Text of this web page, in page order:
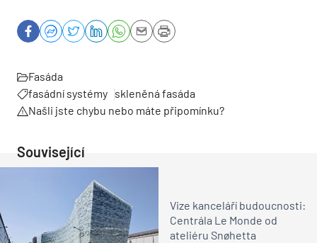
Fasáda
fasádní systémy skleněná fasáda
Našli jste chybu nebo máte připomínku?
Související
Vize kanceláří budoucnosti:
Centrála Le Monde od
ateliéru Snøhetta